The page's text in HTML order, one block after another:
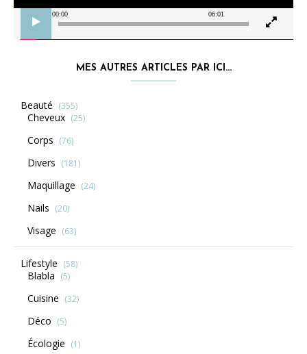
00:00 06:01
MES AUTRES ARTICLES PAR ICI…
Beauté (355)
Cheveux (25)
Corps (76)
Divers (181)
Maquillage (24)
Nails (20)
Visage (63)
Lifestyle (58)
Blabla (5)
Cuisine (32)
Déco (5)
Écologie (1)